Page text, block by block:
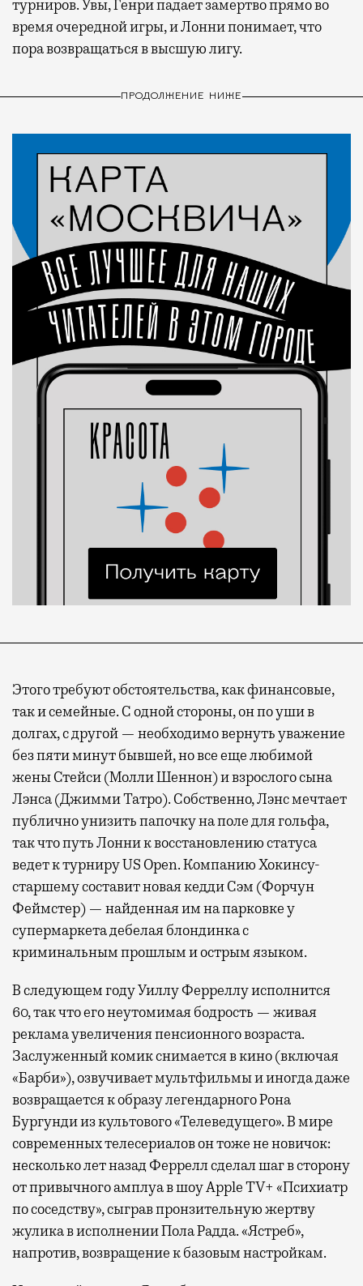
турниров. Увы, Генри падает замертво прямо во
время очередной игры, и Лонни понимает, что
пора возвращаться в высшую лигу.
ПРОДОЛЖЕНИЕ НИЖЕ
Этого требуют обстоятельства, как финансовые,
так и семейные. С одной стороны, он по уши в
долгах, с другой — необходимо вернуть уважение
без пяти минут бывшей, но все еще любимой
жены Стейси (Молли Шеннон) и взрослого сына
Лэнса (Джимми Татро). Собственно, Лэнс мечтает
публично унизить папочку на поле для гольфа,
так что путь Лонни к восстановлению статуса
ведет к турниру US Open. Компанию Хокинсу-
старшему составит новая кедди Сэм (Форчун
Феймстер) — найденная им на парковке у
супермаркета дебелая блондинка с
криминальным прошлым и острым языком.
В следующем году Уиллу Ферреллу исполнится
60, так что его неутомимая бодрость — живая
реклама увеличения пенсионного возраста.
Заслуженный комик снимается в кино (включая
«Барби»), озвучивает мультфильмы и иногда даже
возвращается к образу легендарного Рона
Бургунди из культового «Телеведущего». В мире
современных телесериалов он тоже не новичок:
несколько лет назад Феррелл сделал шаг в сторону
от привычного амплуа в шоу Apple TV+ «Психиатр
по соседству», сыграв пронзительную жертву
жулика в исполнении Пола Радда. «Ястреб»,
напротив, возвращение к базовым настройкам.